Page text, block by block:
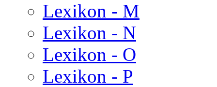
Lexikon - M
Lexikon - N
Lexikon - O
Lexikon - P